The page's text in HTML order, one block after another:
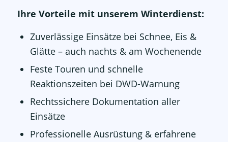
Ihre Vorteile mit unserem Winterdienst:
Zuverlässige Einsätze bei Schnee, Eis &
Glätte – auch nachts & am Wochenende
Feste Touren und schnelle
Reaktionszeiten bei DWD-Warnung
Rechtssichere Dokumentation aller
Einsätze
Professionelle Ausrüstung & erfahrene